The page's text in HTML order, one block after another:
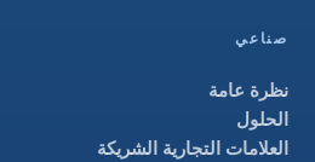
صناعي
نظرة عامة
الحلول
العلامات التجارية الشريكة